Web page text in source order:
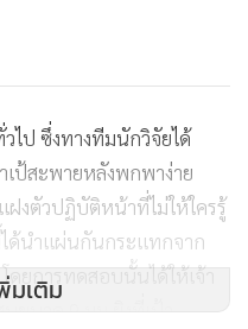
ไป ซึ่งทางทีมนักวิจัยได้
ป้สะพายหลังพกพาง่าย
งตัวปฏิบัติหน้าที่ไม่ให้ใครรู้
ด้นำแผ่นกันกระแทกจาก
ดยการทดสอบนั้นได้ให้เจ้า
ขนาด 9 มม.ยิงที่เป้า
มเติม